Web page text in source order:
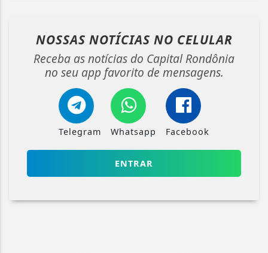
NOSSAS NOTÍCIAS NO CELULAR
Receba as notícias do Capital Rondônia
no seu app favorito de mensagens.
Telegram Whatsapp Facebook
ENTRAR